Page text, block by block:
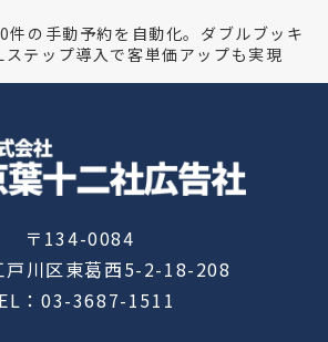
件の手動予約を自動化。ダブルブッキ
ステップ導入で客単価アップも実現
〒134-0084
戸川区東葛西5-2-18-208
：03-3687-1511